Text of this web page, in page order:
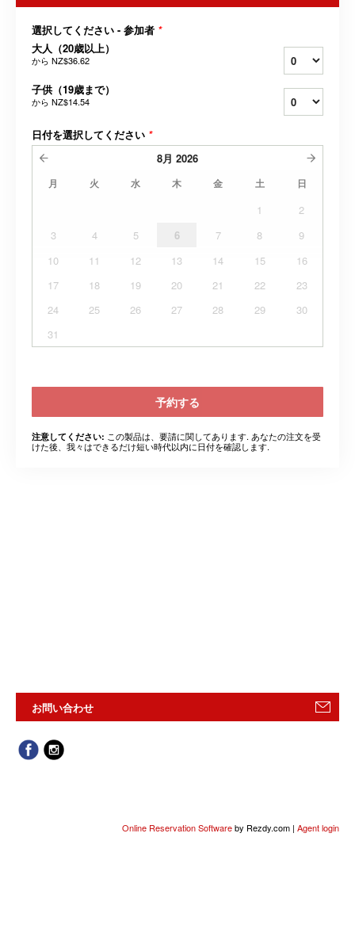
選択してください - 参加者 *
大人（20歳以上）
から NZ$36.62
子供（19歳まで）
から NZ$14.54
日付を選択してください *
8月 2026
月 火 水 木 金 土 日
1
2
3
4 5 6 7 8
9
10
11 12 13 14 15
16
17
18 19 20 21 22
23
24
25 26 27 28 29
30
31
予約する
注意してください: この製品は、要請に関してあります. あなたの注文を受
けた後、我々はできるだけ短い時代以内に日付を確認します.
お問い合わせ
Online Reservation Softwareby Rezdy.com | Agent login